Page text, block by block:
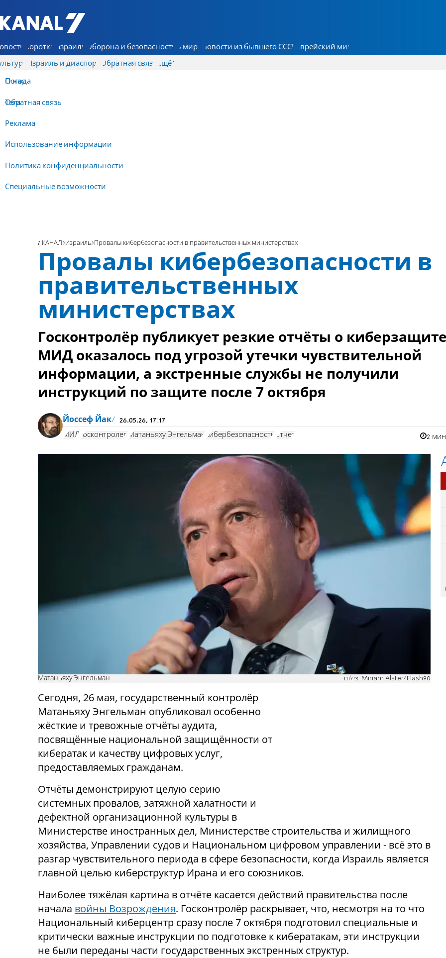
7 КАНАЛ - Аруц Шева
Коротко Израиль Оборона и безопасность В мире Новости из бывшего СССР Еврейский мир
Израиль и диаспора Обратная связь
О нас
Обратная связь
Реклама
Использование информации
Политика конфиденциальности
Специальные возможности
Ещё
Погода
Теги
7 КАНАЛ Израиль Провалы кибербезопасности в правительственных министерствах
Провалы кибербезопасности в
правительственных
министерствах
Госконтролёр публикует резкие отчёты о
МИД оказалось под угрозой утечки чувствительной
информации, а экстренные службы не получили
инструкций по защите после 7 октября
Йоссеф Йак 26.05.26, 17:17
МИД госконтролер Матаньяху Энгельман кибербезопасность отчет 2
Матаньяху Энгельман צילום: Miriam Alster/Flash90
Сегодня, 26 мая, государственный контролёр
Матаньяху Энгельман опубликовал особенно
жёсткие и тревожные отчёты аудита,
посвящённые национальной защищённости от
кибератак и качеству цифровых услуг,
предоставляемых гражданам.
Отчёты демонстрируют целую серию
системных провалов, затяжной халатности и
дефектной организационной культуры в
Министерстве иностранных дел, Министерстве строительства и жилищного
хозяйства, Управлении судов и Национальном цифровом управлении - всё это в
разгар чувствительного периода в сфере безопасности, когда Израиль является
главной целью киберструктур Ирана и его союзников.
Наиболее тяжёлая картина в отчёте касается действий правительства после
начала войны Возрождения. Госконтролёр раскрывает, что, несмотря на то что
Национальный киберцентр сразу после 7 октября подготовил специальные и
критически важные инструкции по подготовке к кибератакам, эти инструкции
не были переданы части государственных экстренных структур.